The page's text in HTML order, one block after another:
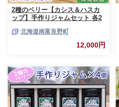
2種のベリー【カシス＆ハスカ
ップ】手作りジャムセット 各2
シス ハスカップ ソース 果実 て
んさい糖 無農薬 ポリフェノー
北海道南富良野町
12,000円